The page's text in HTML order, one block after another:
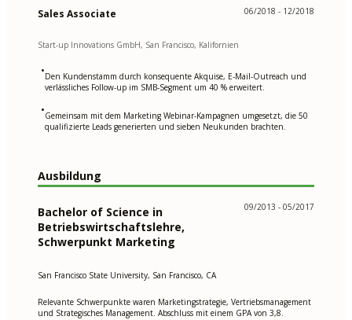
Sales Associate 06/2018 - 12/2018
Start-up Innovations GmbH, San Francisco, Kalifornien
•Den Kundenstamm durch konsequente Akquise, E-Mail-Outreach und
verlässliches Follow-up im SMB-Segment um 40 % erweitert.
•Gemeinsam mit dem Marketing Webinar-Kampagnen umgesetzt, die 50
qualifizierte Leads generierten und sieben Neukunden brachten.
Ausbildung
Bachelor of Science in
Betriebswirtschaftslehre,
Schwerpunkt Marketing
09/2013 - 05/2017
San Francisco State University, San Francisco, CA
Relevante Schwerpunkte waren Marketingstrategie, Vertriebsmanagement
und Strategisches Management. Abschluss mit einem GPA von 3,8.